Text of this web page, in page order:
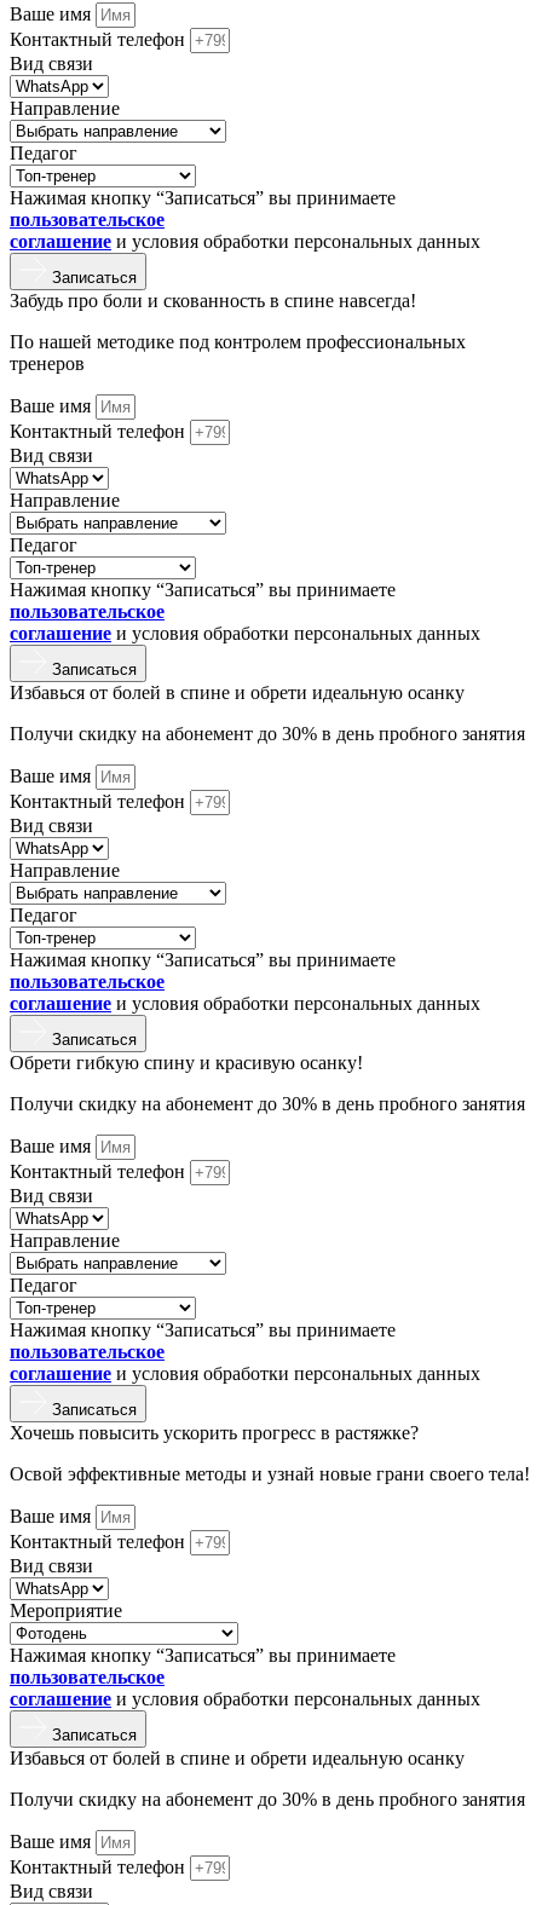
Ваше имя
Контактный телефон
Вид связи
Направление
Педагог
Нажимая кнопку “Записаться” вы принимаете
пользовательское
соглашение и условия обработки персональных данных
Записаться
Забудь про боли и скованность в спине навсегда!
По нашей методике под контролем профессиональных
тренеров
Ваше имя
Контактный телефон
Вид связи
Направление
Педагог
Нажимая кнопку “Записаться” вы принимаете
пользовательское
соглашение и условия обработки персональных данных
Записаться
Избавься от болей в спине и обрети идеальную осанку
Получи скидку на абонемент до 30% в день пробного занятия
Ваше имя
Контактный телефон
Вид связи
Направление
Педагог
Нажимая кнопку “Записаться” вы принимаете
пользовательское
соглашение и условия обработки персональных данных
Записаться
Обрети гибкую спину и красивую осанку!
Получи скидку на абонемент до 30% в день пробного занятия
Ваше имя
Контактный телефон
Вид связи
Направление
Педагог
Нажимая кнопку “Записаться” вы принимаете
пользовательское
соглашение и условия обработки персональных данных
Записаться
Хочешь повысить ускорить прогресс в растяжке?
Освой эффективные методы и узнай новые грани своего тела!
Ваше имя
Контактный телефон
Вид связи
Мероприятие
Нажимая кнопку “Записаться” вы принимаете
пользовательское
соглашение и условия обработки персональных данных
Записаться
Избавься от болей в спине и обрети идеальную осанку
Получи скидку на абонемент до 30% в день пробного занятия
Ваше имя
Контактный телефон
Вид связи